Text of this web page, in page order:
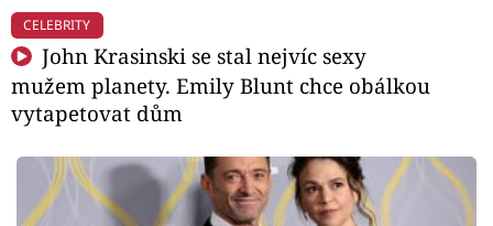
CELEBRITY
John Krasinski se stal nejvíc sexy
mužem planety. Emily Blunt chce obálkou
vytapetovat dům